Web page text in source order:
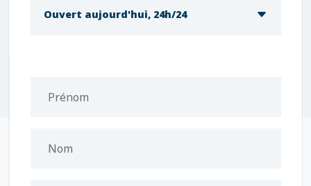
Ouvert aujourd'hui, 24h/24
Prénom
Nom